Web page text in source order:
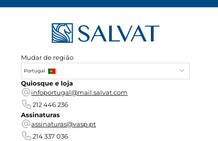
Mudar de região
Portugal
Quiosque e loja
infoportugal@mail.salvat.com
212 446 236
Assinaturas
assinaturas@vasp.pt
214 337 036